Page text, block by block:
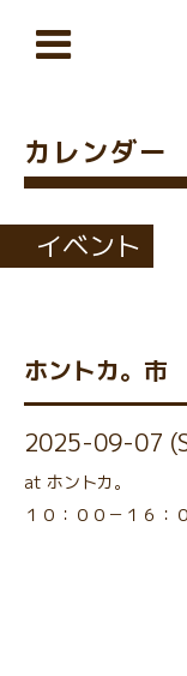
カレンダー
イベント
ホントカ。市
2025-09-07
at ホントカ。
１０：００－１６：